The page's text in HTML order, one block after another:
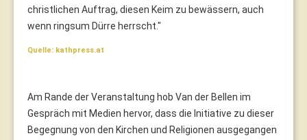
christlichen Auftrag, diesen Keim zu bewässern, auch
wenn ringsum Dürre herrscht."
Quelle: kathpress.at
Am Rande der Veranstaltung hob Van der Bellen im
Gespräch mit Medien hervor, dass die Initiative zu dieser
Begegnung von den Kirchen und Religionen ausgegangen